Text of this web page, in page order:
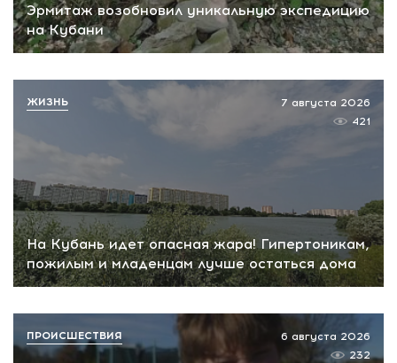
Эрмитаж возобновил уникальную экспедицию
на Кубани
На Кубань идет опасная жара! Гипертоникам,
пожилым и младенцам лучше остаться дома
7 августа 2026
421
ЖИЗНЬ
6 августа 2026
232
ПРОИСШЕСТВИЯ